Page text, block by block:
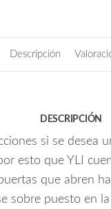
y
Descripción
DESCRIPCIÓN
si se
esto que YLI
que abren
sobre puesto en